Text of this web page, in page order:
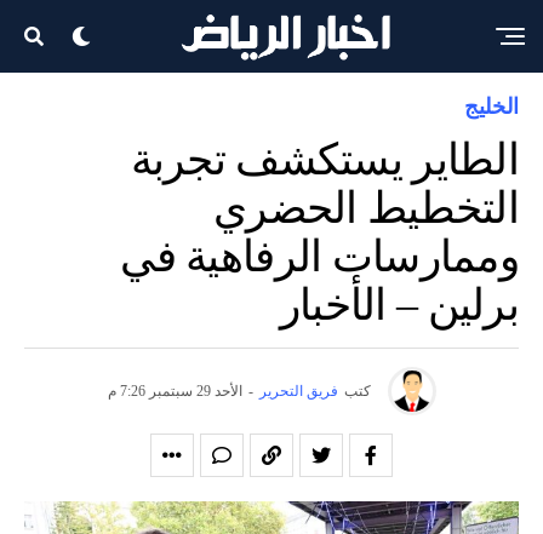
الخليج
الطاير يستكشف تجربة
التخطيط الحضري
وممارسات الرفاهية في
برلين – الأخبار
كتب فريق التحرير - الأحد 29 سبتمبر 7:26 م